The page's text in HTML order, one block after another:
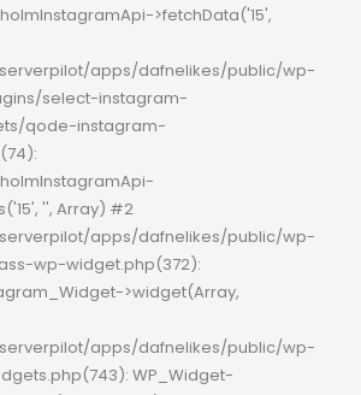
>fetchData('15',
apps/dafnelikes/public/wp-
select-instagram-
qode-instagram-
'', Array) #2
apps/dafnelikes/public/wp-
wp-widget.php(372):
>widget(Array,
apps/dafnelikes/public/wp-
WP_Widget-